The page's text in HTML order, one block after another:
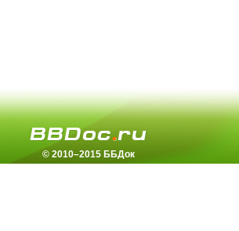
© 2010–2015 ББДок